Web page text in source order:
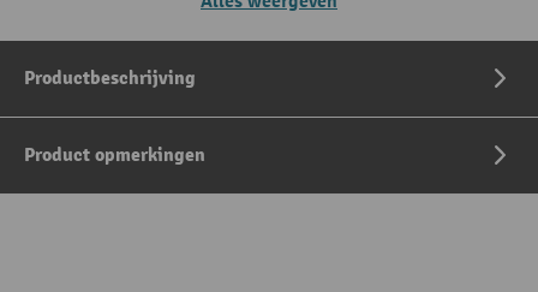
Productbeschrijving
Product opmerkingen